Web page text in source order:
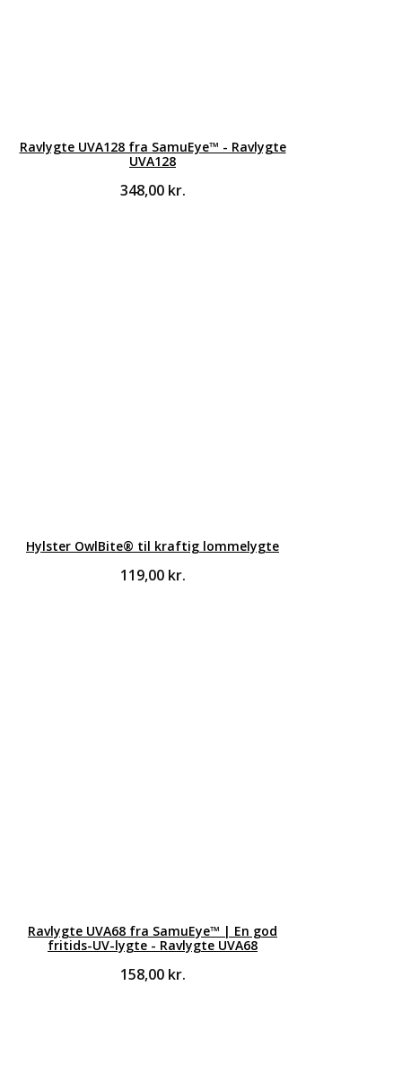
Ravlygte UVA128 fra SamuEye™ - Ravlygte
UVA128
348,00 kr.
Hylster OwlBite® til kraftig lommelygte
119,00 kr.
Ravlygte UVA68 fra SamuEye™ | En god
fritids-UV-lygte - Ravlygte UVA68
158,00 kr.